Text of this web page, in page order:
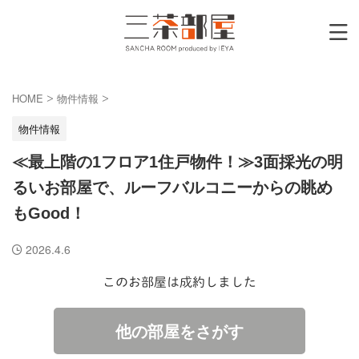
HOME > 物件情報 >
物件情報
≪最上階の1フロア1住戸物件！≫3面採光の明
るいお部屋で、ルーフバルコニーからの眺め
もGood！
2026.4.6
このお部屋は成約しました
他の部屋をさがす